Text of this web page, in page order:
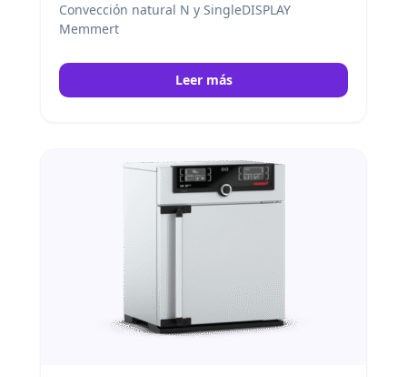
Convección natural N y SingleDISPLAY
Memmert
Leer más